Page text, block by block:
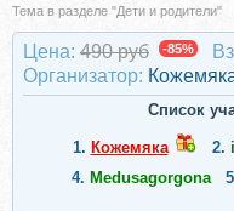
Тема в разделе "Дети и родители"
Цена: 490 руб -85%
Организатор:
Список
1. Кожемяка 2.
4. Medusagorgona